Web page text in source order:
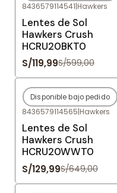
Agotado
8436579114541|Hawkers
Lentes de Sol
Hawkers Crush
HCRU20BKT0
S/119,99S/599,00
-80%OFF
Agotado
Disponible bajo pedido
8436579114565|Hawkers
Lentes de Sol
Hawkers Crush
HCRU20WWT0
S/129,99S/649,00